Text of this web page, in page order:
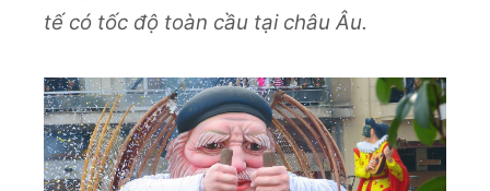
tế có tốc độ toàn cầu tại châu Âu.